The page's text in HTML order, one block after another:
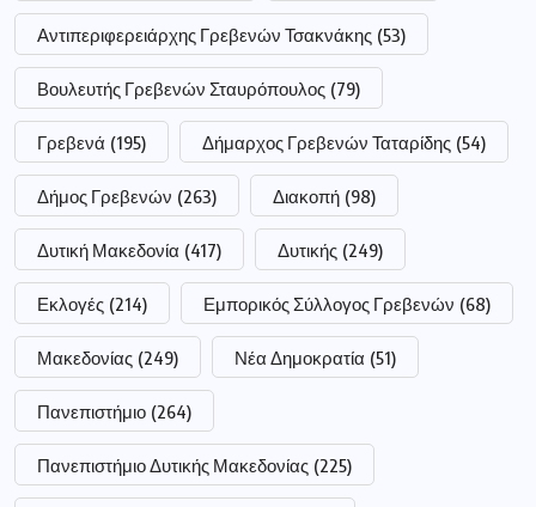
Αντιπεριφερειάρχης Γρεβενών Τσακνάκης (53)
Βουλευτής Γρεβενών Σταυρόπουλος (79)
Γρεβενά (195) Δήμαρχος Γρεβενών Ταταρίδης (54)
Δήμος Γρεβενών (263) Διακοπή (98)
Δυτική Μακεδονία (417) Δυτικής (249)
Εκλογές (214) Εμπορικός Σύλλογος Γρεβενών (68)
Μακεδονίας (249) Νέα Δημοκρατία (51)
Πανεπιστήμιο (264)
Πανεπιστήμιο Δυτικής Μακεδονίας (225)